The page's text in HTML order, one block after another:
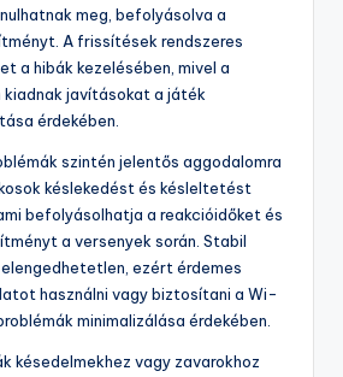
meg, befolyásolva a
A frissítések rendszeres
a hibák kezelésében, mivel a
javításokat a játék
érdekében.
szintén jelentős aggodalomra
késlekedést és késleltetést
befolyásolhatja a reakcióidőket és
a versenyek során. Stabil
ezért érdemes
használni vagy biztosítani a Wi-
minimalizálása érdekében.
késedelmekhez vagy zavarokhoz